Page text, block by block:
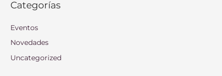
Categorías
Eventos
Novedades
Uncategorized